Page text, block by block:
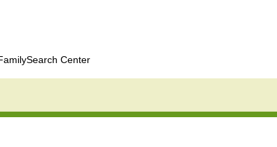
Center